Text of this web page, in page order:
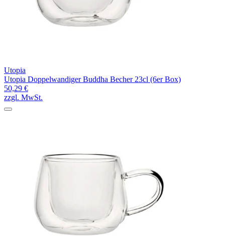
Utopia
Utopia Doppelwandiger Buddha Becher 23cl (6er Box)
50,29 €
zzgl. MwSt.